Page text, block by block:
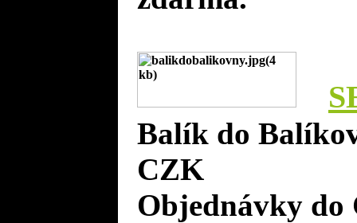
Balík do
CZK
Objednávky do